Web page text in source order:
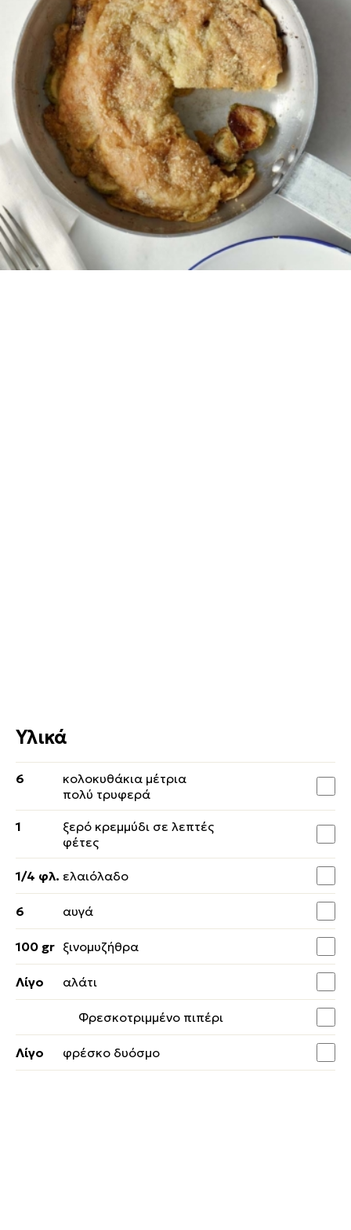
Δοκίμασε το παραδοσιακό σφουγγάτο Κρήτης με
κολοκυθάκια στο τηγάνι. Εύκολη, γρήγορη και
πεντανόστιμη συνταγή με καλοκαιρινά λαχανικά,
έτοιμη σε μόλις 10 λεπτά!
Εύκολη 0:20
10 λεπτά 10 λεπτά
Υλικά
6
κολοκυθάκια μέτρια
πολύ τρυφερά
1
ξερό κρεμμύδι σε λεπτές
φέτες
1/4 φλ. ελαιόλαδο
6 αυγά
100 gr ξινομυζήθρα
Λίγο αλάτι
Φρεσκοτριμμένο πιπέρι
Λίγο φρέσκο δυόσμο